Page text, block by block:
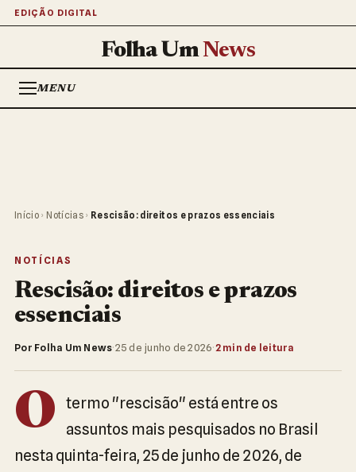
EDIÇÃO DIGITAL
Folha UmNews
MENU
Início › Notícias › Rescisão: direitos e prazos essenciais
NOTÍCIAS
Rescisão: direitos e prazos
essenciais
Por Folha Um News·25 de junho de 2026·2 min de leitura
O
termo "rescisão" está entre os
assuntos mais pesquisados no Brasil
nesta quinta-feira, 25 de junho de 2026, de